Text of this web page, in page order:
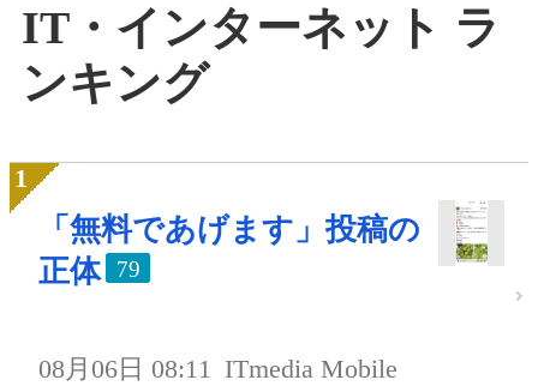
IT・インターネット ラ
ンキング
「無料であげます」投稿の
正体
79
08月06日 08:11 ITmedia Mobile